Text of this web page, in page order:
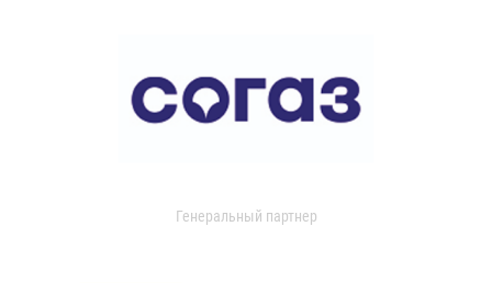
Генеральный партнер